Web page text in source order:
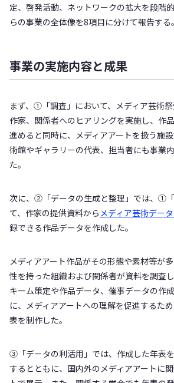
定、啓発活動、ネットワークの拡大を段階
らの事業の全体像を8項目に分けて報告する。
事業の実施内容と成果
まず、①「調査」において、メディア芸術
作家、関係者へのヒアリングを実施し、作
進めると同時に、
メディアアートを扱う施
術館やギャラリーの代表、担当者にも事業
た。
次に、②「データの生成と整理」では、①
て、作家の提供資料から メディア芸術デー
録できる作品データを作成した。
メディアアート作品がその形態や素材等が
性を持った組織および関係者が資料を調査
キーム策定や作品データ、催事データの作
に、メディアアートへの理解を促進するた
表を制作した。
③「データの利活用」では、作成した年表
するとともに、国内外のメディアアートに